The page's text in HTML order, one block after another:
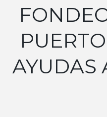
AYUDAS